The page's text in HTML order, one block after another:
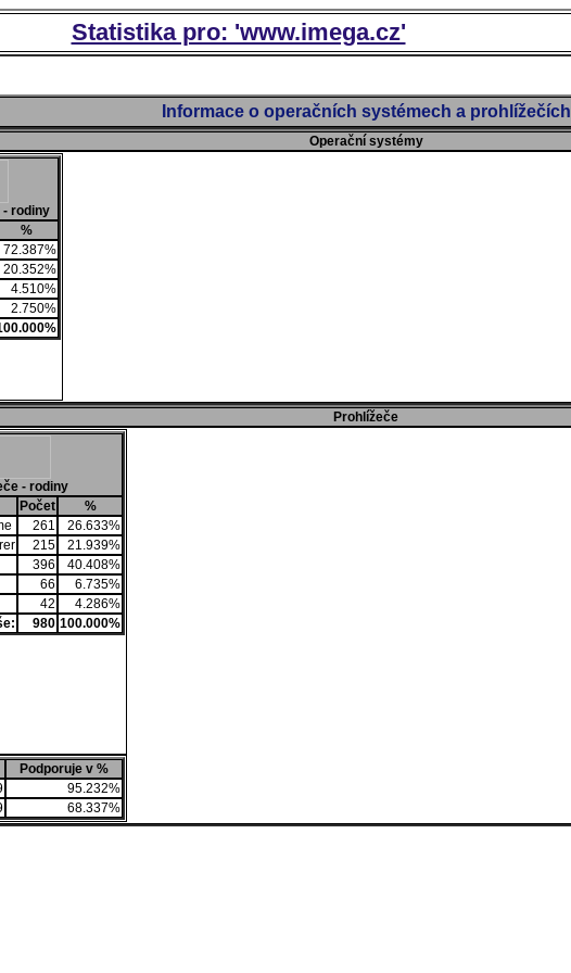
Statistika pro: 'www.imega.cz'
Informace o operačních systémech a prohlížečích
Operační systémy
rodiny
%
72.387%
20.352%
4.510%
2.750%
Prohlížeče
- rodiny
Počet
%
261
26.633%
215
21.939%
396
40.408%
66
6.735%
42
4.286%
980 100.000%
Podporuje v %
95.232%
68.337%